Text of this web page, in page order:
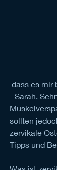
dass es mir
- Sarah,
sollten
zervikale
Tipps und